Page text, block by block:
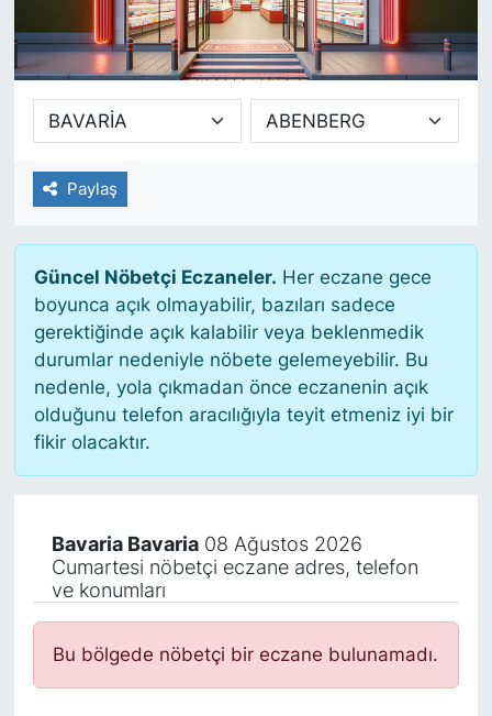
Paylaş
Güncel Nöbetçi Eczaneler. Her eczane gece
boyunca açık olmayabilir, bazıları sadece
gerektiğinde açık kalabilir veya beklenmedik
durumlar nedeniyle nöbete gelemeyebilir. Bu
nedenle, yola çıkmadan önce eczanenin açık
olduğunu telefon aracılığıyla teyit etmeniz iyi bir
fikir olacaktır.
Bavaria Bavaria08 Ağustos 2026
Cumartesi nöbetçi eczane adres, telefon
ve konumları
Bu bölgede nöbetçi bir eczane bulunamadı.
SİYASET
SAĞLIK